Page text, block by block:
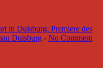
in Duisburg: Premiere des
Duisburg - No Comment